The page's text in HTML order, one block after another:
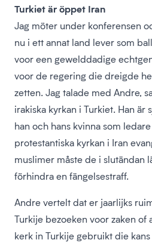
Turkiet är öppet Iran
Jag möter under konferensen
nu i ett annat land lever som
voor een gewelddadige
voor de regering die dreigde
zetten. Jag talade med Andre,
irakiska kyrkan i Turkiet. Han är
han och hans kvinna som
protestantiska kyrkan i Iran
muslimer måste de i slutändan
förhindra en fängelsestraff.
Andre vertelt dat er jaarlijks
Turkije bezoeken voor zaken of
kerk in Turkije gebruikt die